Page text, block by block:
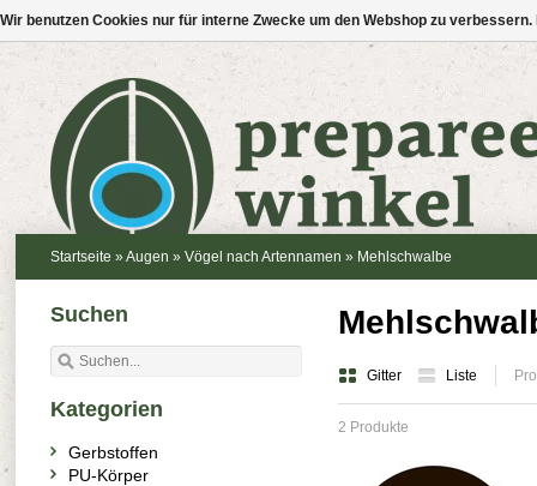
Startseite » Augen » Vögel nach Artennamen » Mehlschwalbe
Gitter Liste
2 Produkte
Suchen
Kategorien
Gerbstoffen
PU-Körper
Wir benutzen Cookies nur für interne Zwecke um den Webshop zu